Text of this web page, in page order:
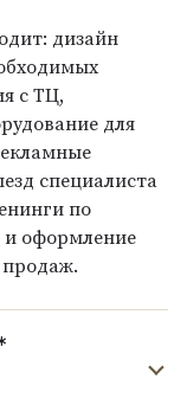
дизайн
с ТЦ,
для
специалиста
по
и оформление
продаж.